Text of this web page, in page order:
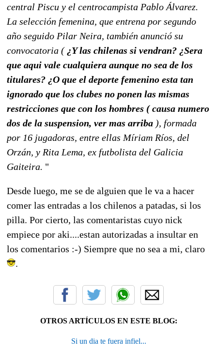
central Piscu y el centrocampista Pablo Álvarez.
La selección femenina, que entrena por segundo
año seguido Pilar Neira, también anunció su
convocatoria ( ¿Y las chilenas si vendran? ¿Sera
que aqui vale cualquiera aunque no sea de los
titulares? ¿O que el deporte femenino esta tan
ignorado que los clubes no ponen las mismas
restricciones que con los hombres ( causa numero
dos de la suspension, ver mas arriba ), formada
por 16 jugadoras, entre ellas Míriam Ríos, del
Orzán, y Rita Lema, ex futbolista del Galicia
Gaiteira. "
Desde luego, me se de alguien que le va a hacer
comer las entradas a los chilenos a patadas, si los
pilla. Por cierto, las comentaristas cuyo nick
empiece por aki....estan autorizadas a insultar en
los comentarios :-) Siempre que no sea a mi, claro
.
OTROS ARTÍCULOS EN ESTE BLOG:
Si un dia te fuera infiel...